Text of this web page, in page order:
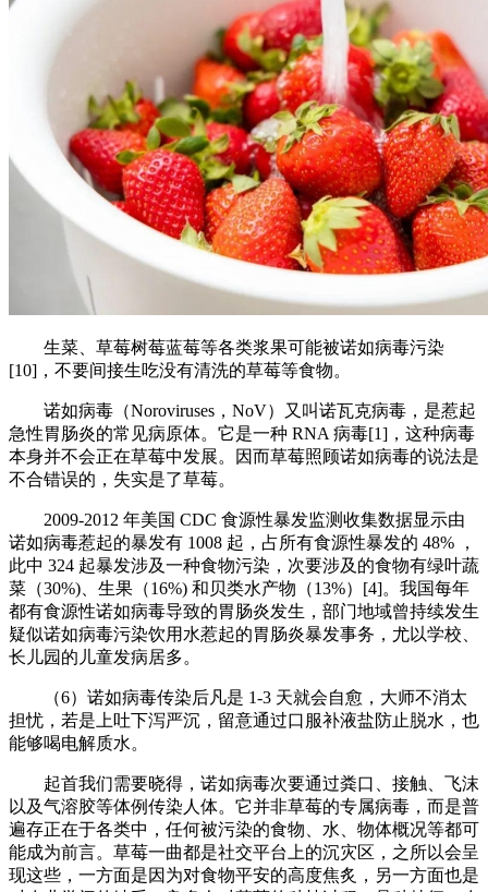
生菜、草莓树莓蓝莓等各类浆果可能被诺如病毒污染
[10]，不要间接生吃没有清洗的草莓等食物。
诺如病毒（Noroviruses，NoV）又叫诺瓦克病毒，是惹起
急性胃肠炎的常见病原体。它是一种 RNA 病毒[1]，这种病毒
本身并不会正在草莓中发展。因而草莓照顾诺如病毒的说法是
不合错误的，失实是了草莓。
2009-2012 年美国 CDC 食源性暴发监测收集数据显示由
诺如病毒惹起的暴发有 1008 起，占所有食源性暴发的 48% ，
此中 324 起暴发涉及一种食物污染，次要涉及的食物有绿叶蔬
菜（30%)、生果（16%) 和贝类水产物（13%）[4]。我国每年
都有食源性诺如病毒导致的胃肠炎发生，部门地域曾持续发生
疑似诺如病毒污染饮用水惹起的胃肠炎暴发事务，尤以学校、
长儿园的儿童发病居多。
（6）诺如病毒传染后凡是 1-3 天就会自愈，大师不消太
担忧，若是上吐下泻严沉，留意通过口服补液盐防止脱水，也
能够喝电解质水。
起首我们需要晓得，诺如病毒次要通过粪口、接触、飞沫
以及气溶胶等体例传染人体。它并非草莓的专属病毒，而是普
遍存正在于各类中，任何被污染的食物、水、物体概况等都可
能成为前言。草莓一曲都是社交平台上的沉灾区，之所以会呈
现这些，一方面是因为对食物平安的高度焦炙，另一方面也是